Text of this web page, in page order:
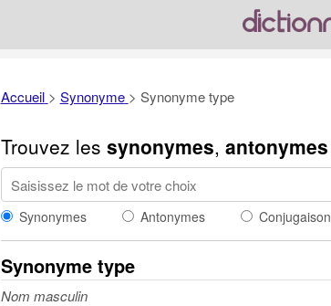
Accueil > Synonyme > Synonyme type
Trouvez les synonymes, antonymes
Synonymes Antonymes Conjugaison
Synonyme type
Nom masculin